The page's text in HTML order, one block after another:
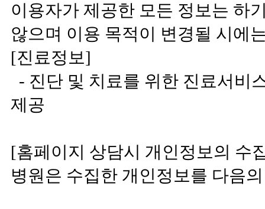
이용자가 제공한 모든 정보는 하
않으며 이용 목적이 변경될 시에
[진료정보]
- 진단 및 치료를 위한 진료서비
제공
[홈페이지 상담시 개인정보의 수
병원은 수집한 개인정보를 다음